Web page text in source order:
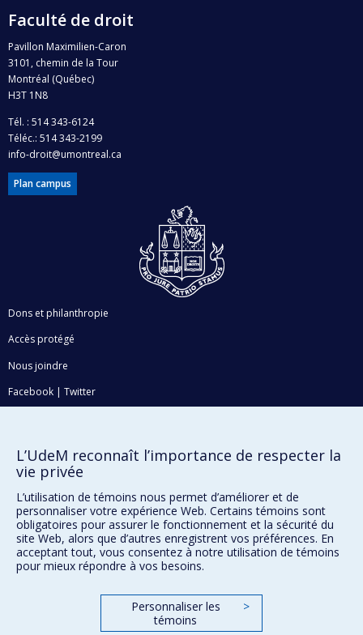
Faculté de droit
Pavillon Maximilien-Caron
3101, chemin de la Tour
Montréal (Québec)
H3T 1N8
Tél. : 514 343-6124
Téléc.: 514 343-2199
info-droit@umontreal.ca
Plan campus
Dons et philanthropie
Accès protégé
Nous joindre
Facebook | Twitter
Plan du site
Accessibilité
Conditions d’utilisation
L’UdeM reconnaît l’importance de respecter la
vie privée
L’utilisation de témoins nous permet d’améliorer et de
personnaliser votre expérience Web. Certains témoins sont
obligatoires pour assurer le fonctionnement et la sécurité du
site Web, alors que d’autres enregistrent vos préférences. En
acceptant tout, vous consentez à notre utilisation de témoins
pour mieux répondre à vos besoins.
Personnaliser les
témoins
>